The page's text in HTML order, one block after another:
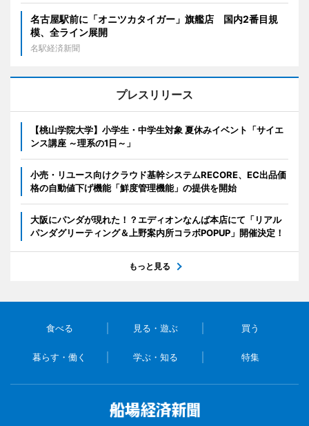
名古屋駅前に「オニツカタイガー」旗艦店 国内2番目規
模、全ライン展開
名駅経済新聞
プレスリリース
【桃山学院大学】小学生・中学生対象 夏休みイベント「サイエ
ンス講座 ～理系の1日～」
小売・リユース向けクラウド基幹システムRECORE、EC出品価
格の自動値下げ機能「鮮度管理機能」の提供を開始
大阪にパンダが現れた！？エディオンなんば本店にて「リアル
パンダグリーティング＆上野案内所コラボPOPUP」開催決定！
もっと見る
食べる 見る・遊ぶ 買う
暮らす・働く 学ぶ・知る 特集